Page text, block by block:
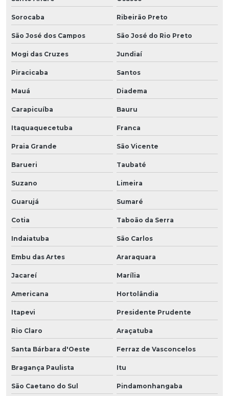
Sorocaba Ribeirão Preto
São José dos Campos São José do Rio Preto
Mogi das Cruzes Jundiaí
Piracicaba Santos
Mauá Diadema
Carapicuíba Bauru
Itaquaquecetuba Franca
Praia Grande São Vicente
Barueri Taubaté
Suzano Limeira
Guarujá Sumaré
Cotia Taboão da Serra
Indaiatuba São Carlos
Embu das Artes Araraquara
Jacareí Marília
Americana Hortolândia
Itapevi Presidente Prudente
Rio Claro Araçatuba
Santa Bárbara d'Oeste Ferraz de Vasconcelos
Bragança Paulista Itu
São Caetano do Sul Pindamonhangaba